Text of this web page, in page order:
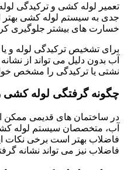
تعمیر لوله کشی و ترکیدگی
جدی به سیستم لوله کشی
خسارت های بیشتر جلوگیری
برای تشخیص ترکیدگی لوله و
آب بدون دلیل می تواند از
نشتی یا ترکیدگی را مشخص
چگونه گرفتگی لوله کشی
در ساختمان های قدیمی
آب، متخصصان سیستم لوله
فاضلاب بهتر است برخی نکات
فاضلاب نیز می تواند نشانه